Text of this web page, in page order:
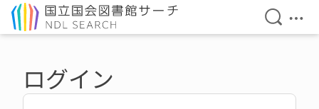
検索を
メ
ログイン